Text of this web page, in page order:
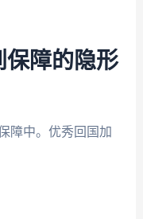
保障的隐形
障中。优秀回国加